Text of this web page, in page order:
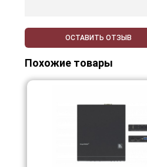
ОСТАВИТЬ ОТЗЫВ
Похожие товары